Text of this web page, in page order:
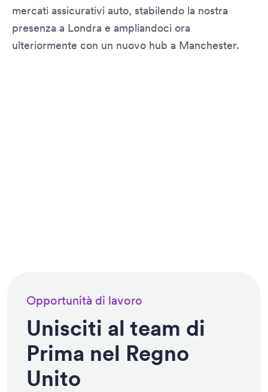
mercati assicurativi auto, stabilendo la nostra
presenza a Londra e ampliandoci ora
ulteriormente con un nuovo hub a Manchester.
Opportunità di lavoro
Unisciti al team di
Prima nel Regno
Unito